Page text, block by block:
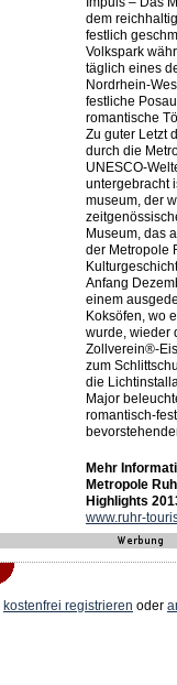
dem
festlich
Volkspark
täglich eines
Nordrhein-
festliche
romantische
Zu guter Letzt
durch die
UNESCO-
untergebracht
museum, der
Museum, das
der Metropole
Anfang
einem
Koksöfen, wo
wurde, wieder
Zollverein®-
zum
die
Major
romantisch-
Mehr
Metropole
Highlights
www.ruhr-
kostenfrei registrieren oder